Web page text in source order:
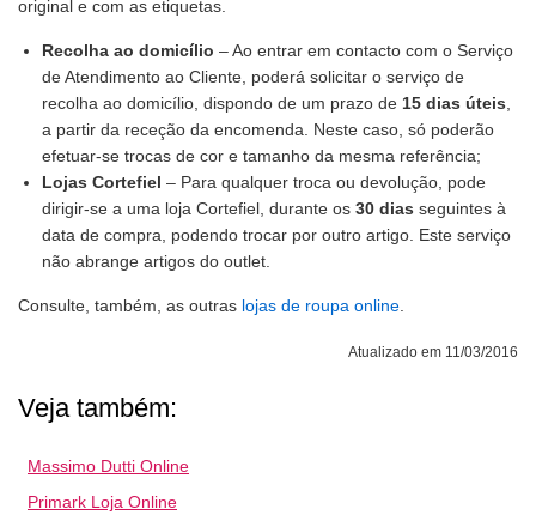
original e com as etiquetas.
Recolha ao domicílio – Ao entrar em contacto com o Serviço
de Atendimento ao Cliente, poderá solicitar o serviço de
recolha ao domicílio, dispondo de um prazo de 15 dias úteis
a partir da receção da encomenda. Neste caso, só poderão
efetuar-se trocas de cor e tamanho da mesma referência;
Lojas Cortefiel – Para qualquer troca ou devolução, pode
dirigir-se a uma loja Cortefiel, durante os 30 dias seguintes à
data de compra, podendo trocar por outro artigo. Este serviço
não abrange artigos do outlet.
Consulte, também, as outras lojas de roupa online
Atualizado em 11/03/2016
Veja também:
Massimo Dutti Online
Primark Loja Online